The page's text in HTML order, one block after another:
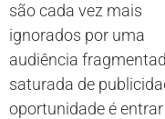
são cada vez mais
ignorados por uma
audiência
saturada de
oportunidade é